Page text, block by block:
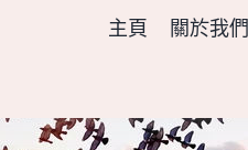
主頁 關於我們